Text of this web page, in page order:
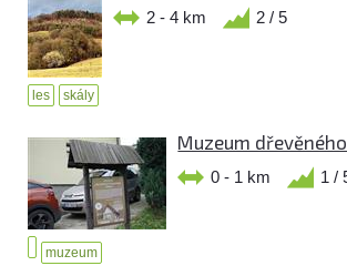
2 - 4 km 2 / 5
les skály
Muzeum
0 - 1 km 1 /
muzeum